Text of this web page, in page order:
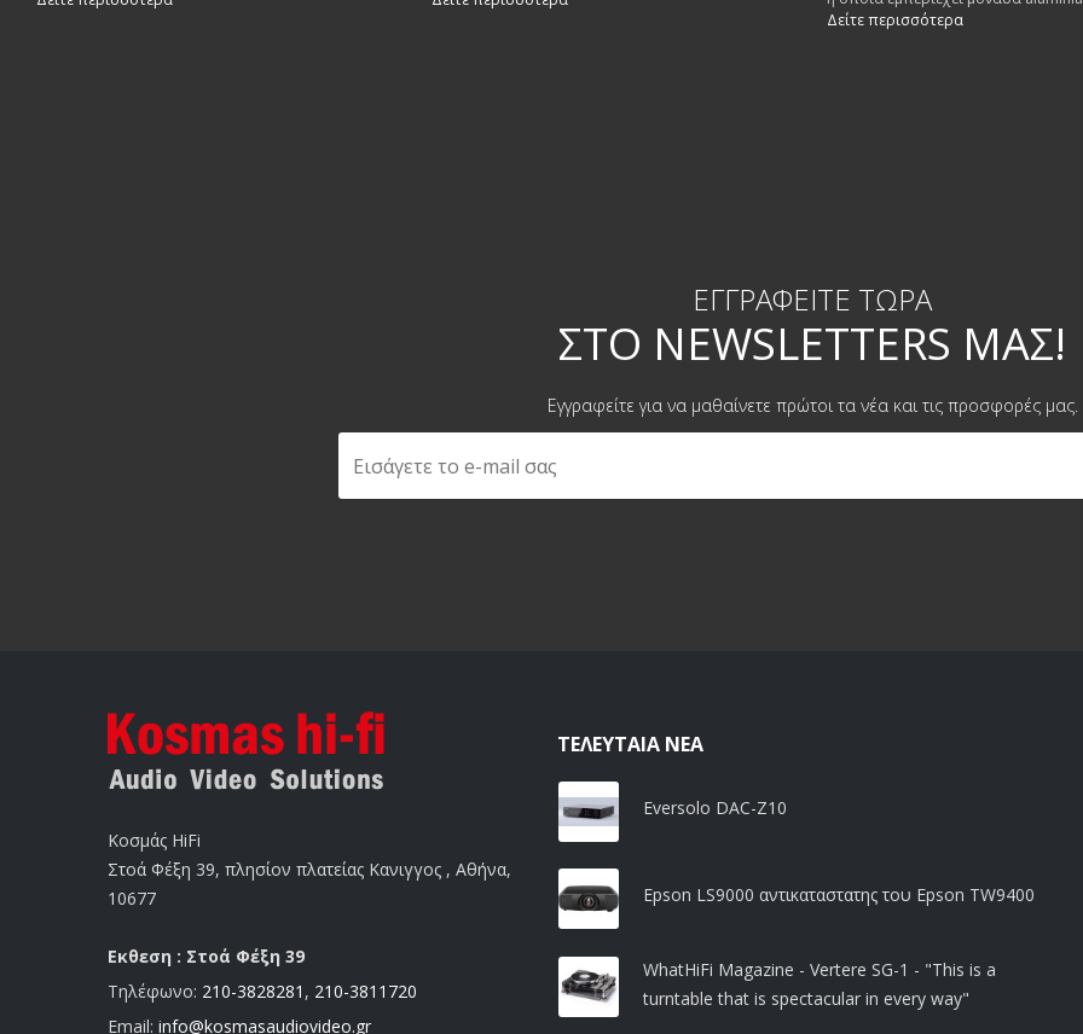
tweeter 1". Ενισχυτης class D 280w
Δείτε περισσότερα
ΕΓΓΡΑΦΕΊΤΕ ΤΏΡΑ
ΣΤΟ NEWSLETTERS ΜΑΣ!
Εγγραφείτε για να μαθαίνετε πρώτοι τα νέα και τις προσφορές μας.
Κοσμάς HiFi
Στοά Φέξη 39, πλησίον πλατείας Κανιγγος , Αθήνα,
10677
Εκθεση : Στοά Φέξη 39
Τηλέφωνο: 210-3828281 , 210-3811720
Email:info@kosmasaudiovideo.gr
ΤΕΛΕΥΤΑΊΑ ΝΈΑ
Eversolo DAC-Z10
Epson LS9000 αντικαταστατης του Epson TW9400
WhatHiFi Magazine - Vertere SG-1 - "This is a
turntable that is spectacular in every way"